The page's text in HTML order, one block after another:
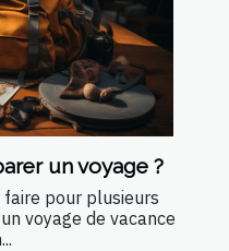
un voyage ?
faire pour plusieurs
voyage de vacance